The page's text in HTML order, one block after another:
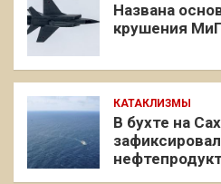
Названа
крушения
КАТАКЛИЗМЫ
В бухте на